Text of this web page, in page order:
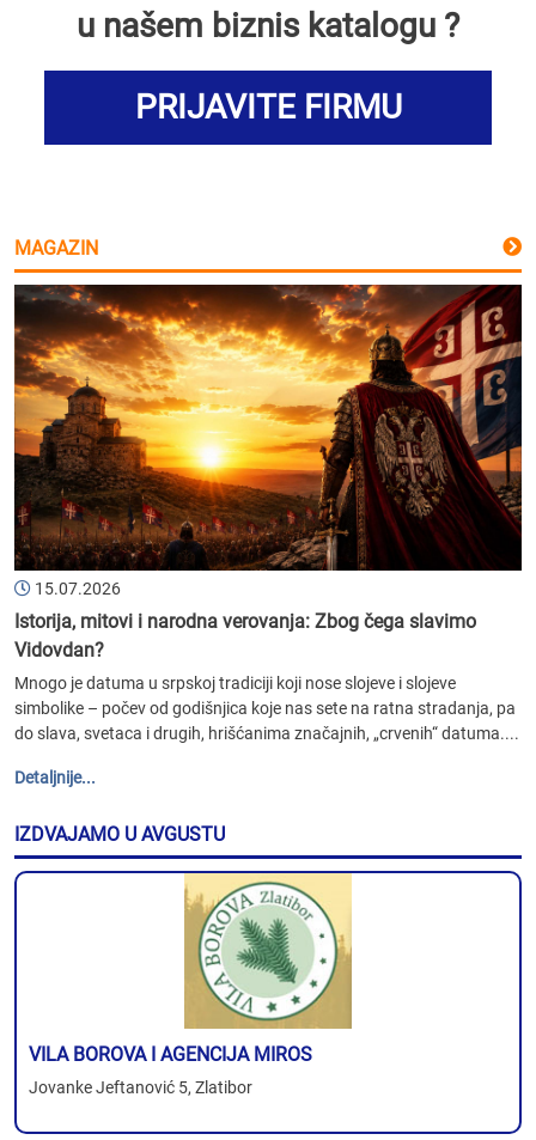
u našem biznis katalogu ?
PRIJAVITE FIRMU
MAGAZIN
15.07.2026
Istorija, mitovi i narodna verovanja: Zbog čega slavimo
Vidovdan?
Mnogo je datuma u srpskoj tradiciji koji nose slojeve i slojeve
simbolike – počev od godišnjica koje nas sete na ratna stradanja, pa
do slava, svetaca i drugih, hrišćanima značajnih, „crvenih“ datuma....
Detaljnije...
IZDVAJAMO U AVGUSTU
VILA BOROVA I AGENCIJA MIROS
Jovanke Jeftanović 5, Zlatibor